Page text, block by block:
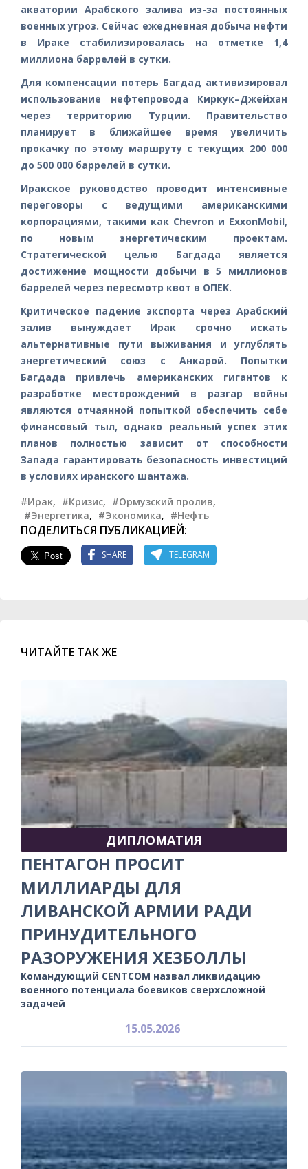
акватории Арабского залива из-за постоянных
военных угроз. Сейчас ежедневная добыча нефти
в Ираке стабилизировалась на отметке 1,4
миллиона баррелей в сутки.
Для компенсации потерь Багдад активизировал
использование нефтепровода Киркук–Джейхан
через территорию Турции. Правительство
планирует в ближайшее время увеличить
прокачку по этому маршруту с текущих 200 000
до 500 000 баррелей в сутки.
Иракское руководство проводит интенсивные
переговоры с ведущими американскими
корпорациями, такими как Chevron и ExxonMobil,
по новым энергетическим проектам.
Стратегической целью Багдада является
достижение мощности добычи в 5 миллионов
баррелей через пересмотр квот в ОПЕК.
Критическое падение экспорта через Арабский
залив вынуждает Ирак срочно искать
альтернативные пути выживания и углублять
энергетический союз с Анкарой. Попытки
Багдада привлечь американских гигантов к
разработке месторождений в разгар войны
являются отчаянной попыткой обеспечить себе
финансовый тыл, однако реальный успех этих
планов полностью зависит от способности
Запада гарантировать безопасность инвестиций
в условиях иранского шантажа.
#Ирак, #Кризис, #Ормузский пролив,
#Энергетика, #Экономика, #Нефть
ПОДЕЛИТЬСЯ ПУБЛИКАЦИЕЙ:
SHARE TELEGRAM
ЧИТАЙТЕ ТАК ЖЕ
ДИПЛОМАТИЯ
ПЕНТАГОН ПРОСИТ
МИЛЛИАРДЫ ДЛЯ
ЛИВАНСКОЙ АРМИИ РАДИ
ПРИНУДИТЕЛЬНОГО
РАЗОРУЖЕНИЯ ХЕЗБОЛЛЫ
Командующий CENTCOM назвал ликвидацию
военного потенциала боевиков сверхсложной
задачей
15.05.2026